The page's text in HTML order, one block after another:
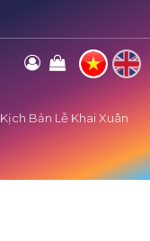
Kịch Bản Lễ Khai Xuân